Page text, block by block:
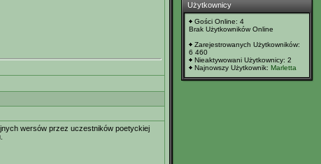
wersów przez uczestników poetyckiej
Użytkownicy
Gości Online: 4
Brak Użytkowników Online
Zarejestrowanych Użytkowników:
6 460
Nieaktywowani Użytkownicy: 2
Najnowszy Użytkownik: Marletta